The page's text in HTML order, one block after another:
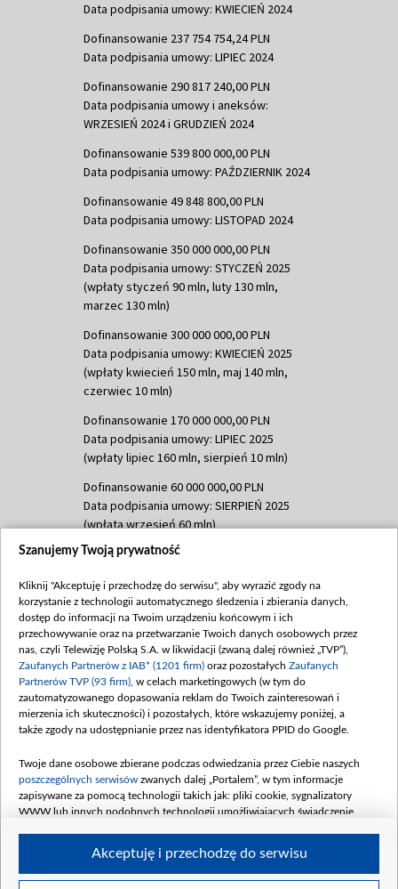
Data podpisania umowy: KWIECIEŃ 2024
Dofinansowanie 237 754 754,24 PLN
Data podpisania umowy: LIPIEC 2024
Dofinansowanie 290 817 240,00 PLN
Data podpisania umowy i aneksów:
WRZESIEŃ 2024 i GRUDZIEŃ 2024
Dofinansowanie 539 800 000,00 PLN
Data podpisania umowy: PAŹDZIERNIK 2024
Dofinansowanie 49 848 800,00 PLN
Data podpisania umowy: LISTOPAD 2024
Dofinansowanie 350 000 000,00 PLN
Data podpisania umowy: STYCZEŃ 2025
(wpłaty styczeń 90 mln, luty 130 mln,
marzec 130 mln)
Dofinansowanie 300 000 000,00 PLN
Data podpisania umowy: KWIECIEŃ 2025
(wpłaty kwiecień 150 mln, maj 140 mln,
czerwiec 10 mln)
Dofinansowanie 170 000 000,00 PLN
Data podpisania umowy: LIPIEC 2025
(wpłaty lipiec 160 mln, sierpień 10 mln)
Dofinansowanie 60 000 000,00 PLN
Data podpisania umowy: SIERPIEŃ 2025
(wpłata wrzesień 60 mln)
Dofinansowanie 635 783 051,21 PLN
(wpłata wrzesień 100 mln, październik 350
mln, listopad 265 mln)
Dofinansowanie 48 862 000,00 PLN
Data podpisania umowy: GRUDZIEŃ 2025
(wpłata grudzień 60,548 mln)
Dofinansowanie 900 000 000,00 PLN
Data podpisania umowy: LUTY 2026 (wpłata
kwiecień 180 mln, 7 maja 180 mln, 8
czerwca 90 mln)
Dofinansowanie 250 000 000,00 PLN
4 sierpnia 250 mln
Szanujemy Twoją prywatność
Kliknij "Akceptuję i przechodzę do serwisu", aby wyrazić zgody na
korzystanie z technologii automatycznego śledzenia i zbierania danych,
dostęp do informacji na Twoim urządzeniu końcowym i ich
przechowywanie oraz na przetwarzanie Twoich danych osobowych przez
nas, czyli Telewizję Polską S.A. w likwidacji (zwaną dalej również „TVP”),
Zaufanych Partnerów z IAB* (1201 firm) oraz pozostałych Zaufanych
Partnerów TVP (93 firm) , w celach marketingowych (w tym do
zautomatyzowanego dopasowania reklam do Twoich zainteresowań i
mierzenia ich skuteczności) i pozostałych, które wskazujemy poniżej, a
także zgody na udostępnianie przez nas identyfikatora PPID do Google.
Twoje dane osobowe zbierane podczas odwiedzania przez Ciebie naszych
poszczególnych serwisów zwanych dalej „Portalem”, w tym informacje
zapisywane za pomocą technologii takich jak: pliki cookie, sygnalizatory
WWW lub innych podobnych technologii umożliwiających świadczenie
Akceptuję i przechodzę do serwisu